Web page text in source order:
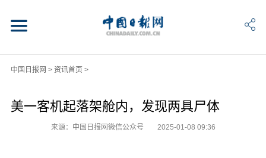
中国日报网 > 资讯首页>
美一客机起落架舱内，发现两具尸体
来源：中国日报网微信公众号 2025-01-08 09:36